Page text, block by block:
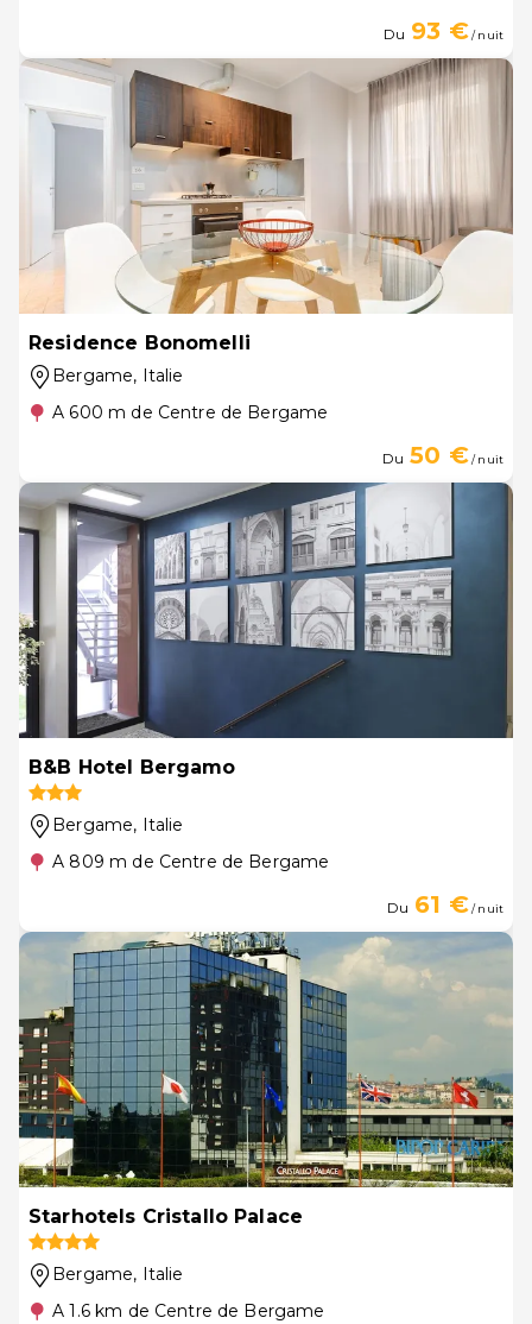
Du 93 €/ nuit
Residence Bonomelli
Bergame, Italie
A 600 m de Centre de Bergame
Du 50 €/ nuit
B&B Hotel Bergamo
Bergame, Italie
A 809 m de Centre de Bergame
Du 61 €/ nuit
Starhotels Cristallo Palace
Bergame, Italie
A 1.6 km de Centre de Bergame